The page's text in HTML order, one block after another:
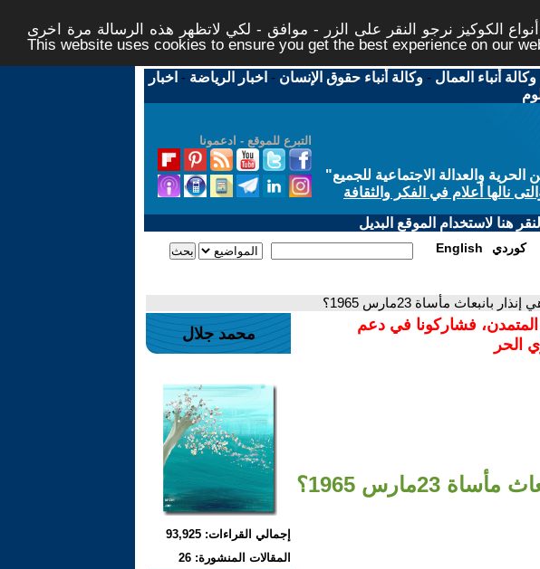
الكوكيز نرجو النقر على الزر - موافق - لكي لاتظهر هذه الرسالة مرة اخرى -
This website uses cookies to ensure you get the best experience on our
وكالة أنباء العمال -وكالة أنباء حقوق الإنسان - اخبار الرياضة - اخبار
التبرع للموقع - ادعمونا
والعدالة الاجتماعية للجميع"
نالها أعلام في الفكر والثقافة
هنا لاستخدام الموقع البديل
English كوردي
مأساة 23مارس 1965؟
المتمدن، فشاركونا في دعم
الحر
1965؟
محمد جلال
إجمالي القراءات: 93,925
المقالات المنشورة: 26